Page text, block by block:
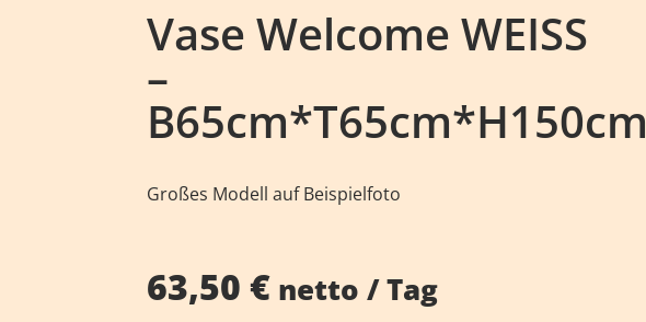
Vase Welcome WEISS
–
B65cm*T65cm*H150cm
Großes Modell auf Beispielfoto
63,50€ netto / Tag